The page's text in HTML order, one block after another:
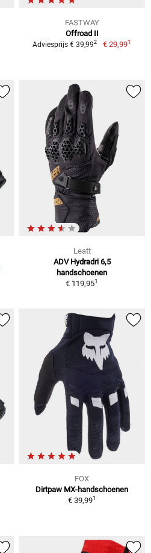
FASTWAY
Offroad II
Adviesprijs € 39,992 € 29,991
Leatt
ADV Hydradri 6,5
handschoenen
€ 119,951
FOX
Dirtpaw MX-handschoenen
€ 39,991